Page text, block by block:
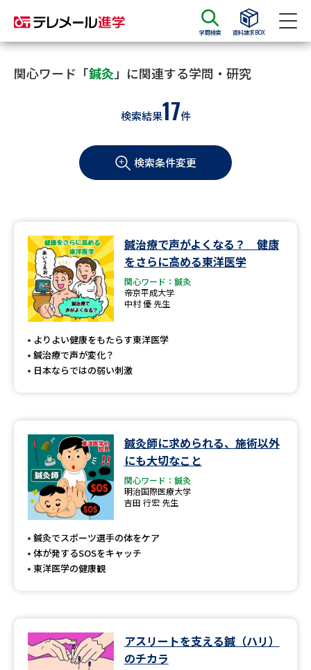
学問検索 資料請求BOX
資料請求 資料検索
大学・短大の資料種類から請求
学部・学科パンフ
過去問題集
大学・短大以外の資料から請求
専門学校の資料請求 大学院の資料請求
留学・進学関連、塾・予備校
大学入学共通テスト「受験案
高等学校（情報）教員資格認定
大学研究
大学で学べる内容や特徴を調べる
データサイエンス特集 奨学金・特待生制度特集
関心ワード「鍼灸」に関連する学問・研究
検索結果17件
検索条件変更
鍼治療で声がよくなる？ 健康
をさらに高める東洋医学
関心ワード：鍼灸
帝京平成大学
中村 優 先生
よりよい健康をもたらす東洋医学
鍼治療で声が変化？
日本ならではの弱い刺激
鍼灸師に求められる、施術以外
にも大切なこと
関心ワード：鍼灸
明治国際医療大学
吉田 行宏 先生
鍼灸でスポーツ選手の体をケア
体が発するSOSをキャッチ
東洋医学の健康観
アスリートを支える鍼（ハリ）
のチカラ